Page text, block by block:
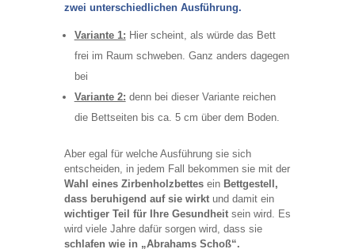
zwei unterschiedlichen Ausführung.
Variante 1: Hier scheint, als würde das Bett
frei im Raum schweben. Ganz anders dagegen
bei
Variante 2: denn bei dieser Variante reichen
die Bettseiten bis ca. 5 cm über dem Boden.
Aber egal für welche Ausführung sie sich
entscheiden, in jedem Fall bekommen sie mit der
Wahl eines Zirbenholzbettesein Bettgestell,
dass beruhigend auf sie wirktund damit ein
wichtiger Teil für Ihre Gesundheitsein wird. Es
wird viele Jahre dafür sorgen wird, dass sie
schlafen wie in „Abrahams Schoß“.